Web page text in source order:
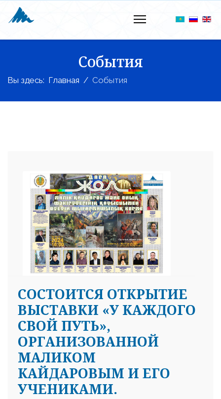
События
Вы здесь: Главная События
CОСТОИТСЯ ОТКРЫТИЕ
ВЫСТАВКИ «У КАЖДОГО
СВОЙ ПУТЬ»,
ОРГАНИЗОВАННОЙ
МАЛИКОМ
КАЙДАРОВЫМ И ЕГО
УЧЕНИКАМИ.
23 97